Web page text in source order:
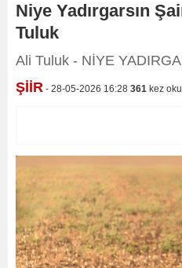
Niye Yadırgarsın
Tuluk
Ali Tuluk - NİYE
ŞİİR - 28-05-2026 16:28 361 kez